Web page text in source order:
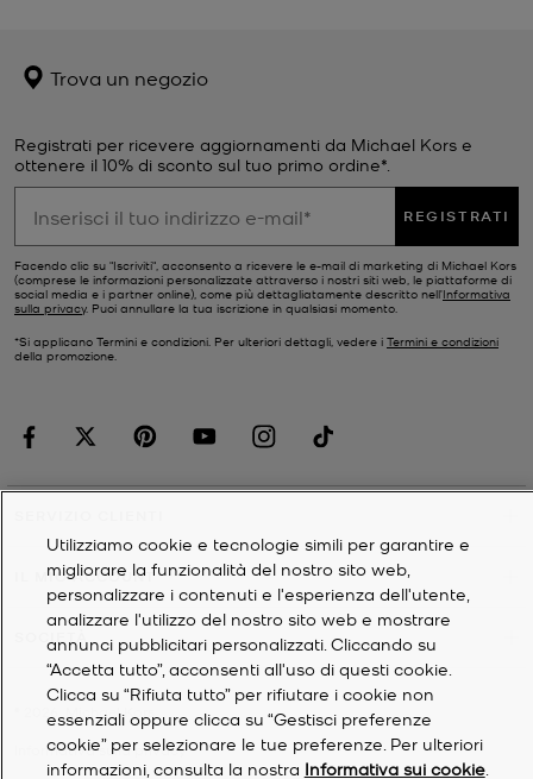
Trova un negozio
Registrati per ricevere aggiornamenti da Michael Kors e
ottenere il 10% di sconto sul tuo primo ordine*.
REGISTRATI
Facendo clic su "Iscriviti", acconsento a ricevere le e-mail di marketing di Michael Kors
(comprese le informazioni personalizzate attraverso i nostri siti web, le piattaforme di
social media e i partner online), come più dettagliatamente descritto nell’Informativa
sulla privacy. Puoi annullare la tua iscrizione in qualsiasi momento.
*Si applicano Termini e condizioni. Per ulteriori dettagli, vedere i Termini e condizioni
della promozione.
IL MIO ACCOUNT
Michael Kors
Informativa sulla privacy
Utilizziamo cookie e tecnologie simili per garantire e
migliorare la funzionalità del nostro sito web,
personalizzare i contenuti e l'esperienza dell'utente,
analizzare l'utilizzo del nostro sito web e mostrare
annunci pubblicitari personalizzati. Cliccando su
“Accetta tutto”, acconsenti all'uso di questi cookie.
Clicca su “Rifiuta tutto” per rifiutare i cookie non
essenziali oppure clicca su “Gestisci preferenze
cookie” per selezionare le tue preferenze. Per ulteriori
informazioni, consulta la nostra Informativa sui cookie.